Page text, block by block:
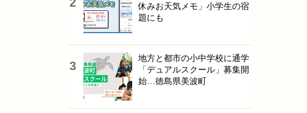
休みお天気メモ」小学生の宿
題にも
地方と都市の小中学校に通学
「デュアルスクール」募集開
始…徳島県美波町